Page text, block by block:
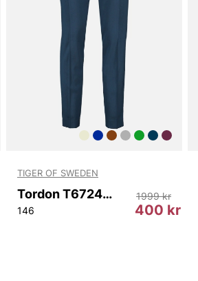
TIGER OF SWEDEN
Tordon T67246 2F9
146 400 kr
1999 kr